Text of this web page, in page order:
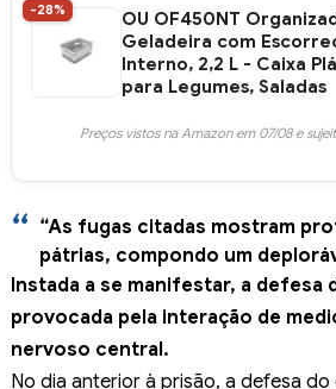
-28%
OU OF450NT
Geladeira com
Interno, 2,2 L - Caixa
para Legumes, Saladas
Preços vistos na Amazon em 07/08 e
“As fugas citadas mostram
pátrias, compondo um
Instada a se manifestar, a defesa
provocada pela interação de
nervoso central.
No dia anterior à prisão, a defesa